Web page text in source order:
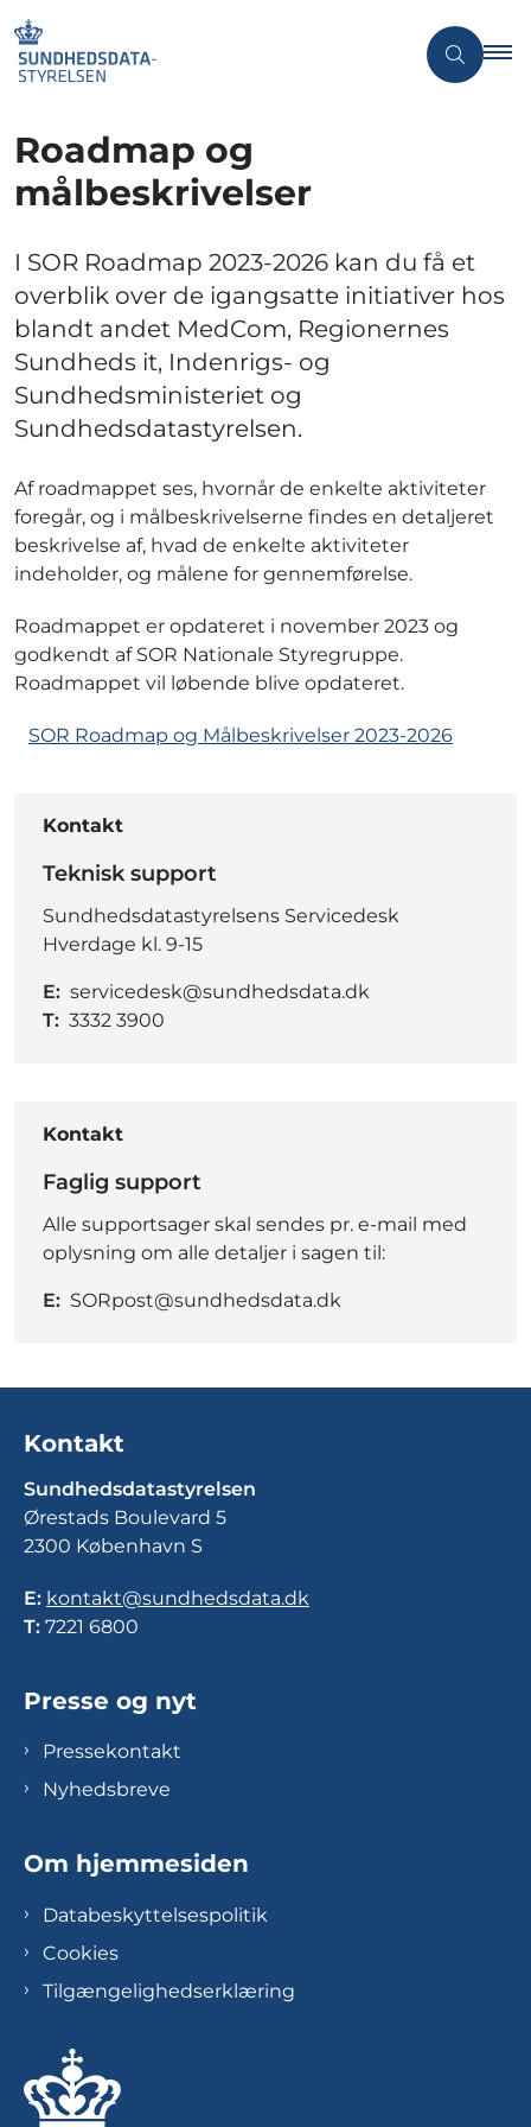
Roadmap og
målbeskrivelser
I SOR Roadmap 2023-2026 kan du få et
overblik over de igangsatte initiativer hos
blandt andet MedCom, Regionernes
Sundheds it, Indenrigs- og
Sundhedsministeriet og
Sundhedsdatastyrelsen.
Af roadmappet ses, hvornår de enkelte aktiviteter
foregår, og i målbeskrivelserne findes en detaljeret
beskrivelse af, hvad de enkelte aktiviteter
indeholder, og målene for gennemførelse.
Roadmappet er opdateret i november 2023 og
godkendt af SOR Nationale Styregruppe.
Roadmappet vil løbende blive opdateret.
SOR Roadmap og Målbeskrivelser 2023-2026
Kontakt
Teknisk support
Sundhedsdatastyrelsens Servicedesk
Hverdage kl. 9-15
E: servicedesk@sundhedsdata.dk
T: 3332 3900
Kontakt
Faglig support
Alle supportsager skal sendes pr. e-mail med
oplysning om alle detaljer i sagen til:
E: SORpost@sundhedsdata.dk
Kontakt
Sundhedsdatastyrelsen
Ørestads Boulevard 5
2300 København S
E: kontakt@sundhedsdata.dk
T: 7221 6800
Presse og nyt
Pressekontakt
Nyhedsbreve
Om hjemmesiden
Databeskyttelsespolitik
Cookies
Tilgængelighedserklæring